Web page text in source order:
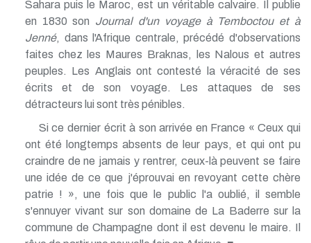
Sahara puis le Maroc, est un véritable calvaire. Il publie
en 1830 son Journal d'un voyage à Temboctou et à
Jenné, dans l'Afrique centrale, précédé d'observations
faites chez les Maures Braknas, les Nalous et autres
peuples. Les Anglais ont contesté la véracité de ses
écrits et de son voyage. Les attaques de ses
détracteurs lui sont très pénibles.
Si ce dernier écrit à son arrivée en France « Ceux qui
ont été longtemps absents de leur pays, et qui ont pu
craindre de ne jamais y rentrer, ceux-là peuvent se faire
une idée de ce que j'éprouvai en revoyant cette chère
patrie ! », une fois que le public l'a oublié, il semble
s'ennuyer vivant sur son domaine de La Baderre sur la
commune de Champagne dont il est devenu le maire. Il